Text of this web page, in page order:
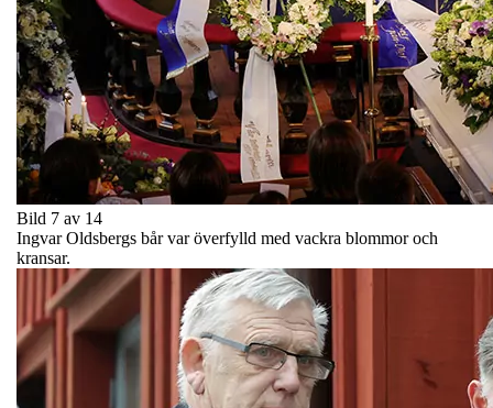
Bild 7 av 14
Ingvar Oldsbergs bår var överfylld med vackra blommor och
kransar.